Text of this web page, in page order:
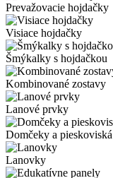
Prevažovacie hojdačky
Visiace hojdačky
Šmýkalky s hojdačkou
Kombinované zostavy
Lanové prvky
Domčeky a pieskoviská
Lanovky